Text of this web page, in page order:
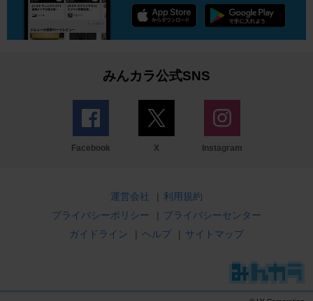
みんカラ公式SNS
Facebook X Instagram
運営会社 | 利用規約
プライバシーポリシー
| プライバシーセンター
ガイドライン
| ヘルプ | サイトマップ